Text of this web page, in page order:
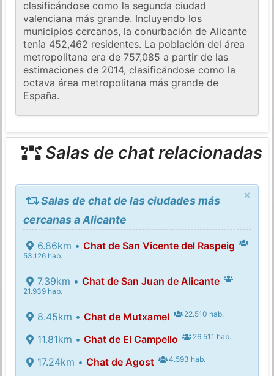
clasificándose como la segunda ciudad
valenciana más grande. Incluyendo los
municipios cercanos, la conurbación de Alicante
tenía 452,462 residentes. La población del área
metropolitana era de 757,085 a partir de las
estimaciones de 2014, clasificándose como la
octava área metropolitana más grande de
España.
Salas de chat relacionadas
×
Salas de chat de las ciudades más
cercanas a Alicante
6.86km • Chat de San Vicente del Raspeig
53.126 hab.
7.39km • Chat de San Juan de Alicante
21.939 hab.
8.45km • Chat de Mutxamel 22.510 hab.
11.81km • Chat de El Campello 26.511 hab.
17.24km • Chat de Agost 4.593 hab.